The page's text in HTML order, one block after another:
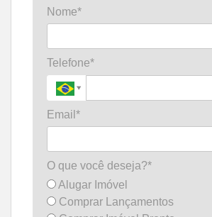
Nome*
Telefone*
Email*
O que você deseja?*
Alugar Imóvel
Comprar Lançamentos